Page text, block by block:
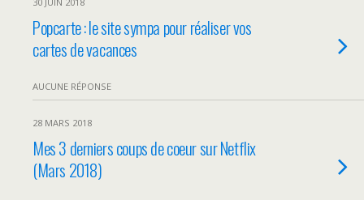
Popcarte : le site sympa pour réaliser vos
cartes de vacances
AUCUNE RÉPONSE
28 MARS 2018
Mes 3 derniers coups de coeur sur Netflix
(Mars 2018)